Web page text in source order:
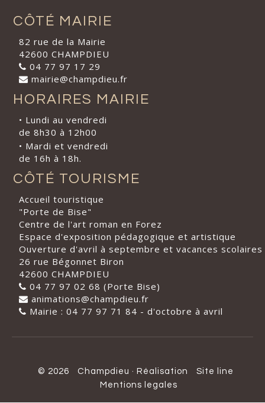
CÔTÉ MAIRIE
82 rue de la Mairie
42600 CHAMPDIEU
04 77 97 17 29
mairie@champdieu.fr
HORAIRES MAIRIE
• Lundi au vendredi
de 8h30 à 12h00
• Mardi et vendredi
de 16h à 18h.
CÔTÉ TOURISME
Accueil touristique
"Porte de Bise"
Centre de l'art roman en Forez
Espace d'exposition pédagogique et artistique
Ouverture d'avril à septembre et vacances scolaires
26 rue Bégonnet Biron
42600 CHAMPDIEU
04 77 97 02 68 (Porte Bise)
animations@champdieu.fr
Mairie : 04 77 97 71 84 - d'octobre à avril
© 2026 Champdieu · Réalisation
Site line
Mentions legales